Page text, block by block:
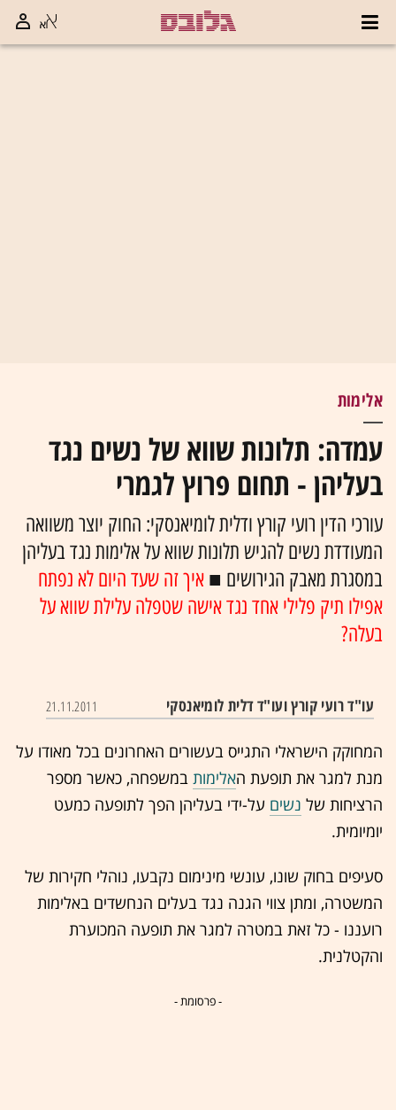
אלימות
עמדה: תלונות שווא של נשים נגד
בעליהן - תחום פרוץ לגמרי
עורכי הדין רועי קורץ ודלית לומיאנסקי: החוק יוצר משוואה
המעודדת נשים להגיש תלונות שווא על אלימות נגד בעליהן
במסגרת מאבק הגירושים ■ איך זה שעד היום לא נפתח
אפילו תיק פלילי אחד נגד אישה שטפלה עלילת שווא על
בעלה?
עו"ד רועי קורץ ועו"ד דלית לומיאנסקי 21.11.2011
המחוקק הישראלי התגייס בעשורים האחרונים בכל מאודו על
מנת למגר את תופעת האלימות במשפחה, כאשר מספר
הרציחות של נשים על-ידי בעליהן הפך לתופעה כמעט
יומיומית.
סעיפים בחוק שונו, עונשי מינימום נקבעו, נוהלי חקירות של
המשטרה, ומתן צווי הגנה נגד בעלים הנחשדים באלימות
רועננו - כל זאת במטרה למגר את תופעה המכוערת
והקטלנית.
- פרסומת -